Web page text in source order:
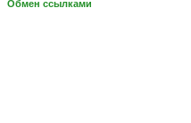
Обмен ссылками